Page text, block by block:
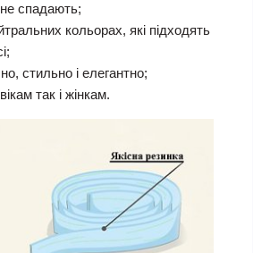
не спадають;
кольорах, які підходять
стильно і елегантно;
так і жінкам.